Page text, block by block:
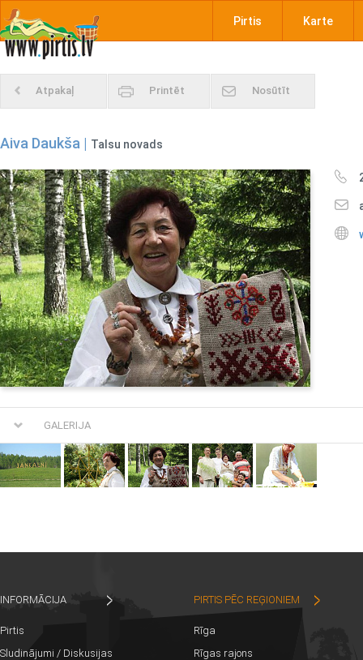
Pirtis Karte
Atpakaļ Printēt Nosūtīt
Aiva Daukša | Talsu novads
GALERIJA
INFORMĀCIJA
Pirtis
Sludinājumi / Diskusijas
PIRTIS PĒC REĢIONIEM
Rīga
Rīgas rajons